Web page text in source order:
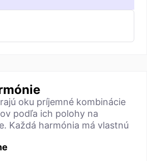
oku príjemné kombinácie
podľa ich polohy na
Každá harmónia má vlastnú